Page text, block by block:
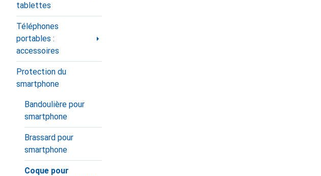
tablettes
Téléphones
portables :
accessoires
Protection du
smartphone
Bandoulière pour
smartphone
Brassard pour
smartphone
Coque pour